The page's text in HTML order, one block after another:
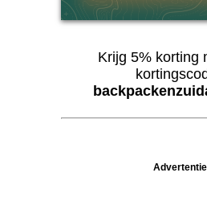
Krijg 5% korting
Advertentie